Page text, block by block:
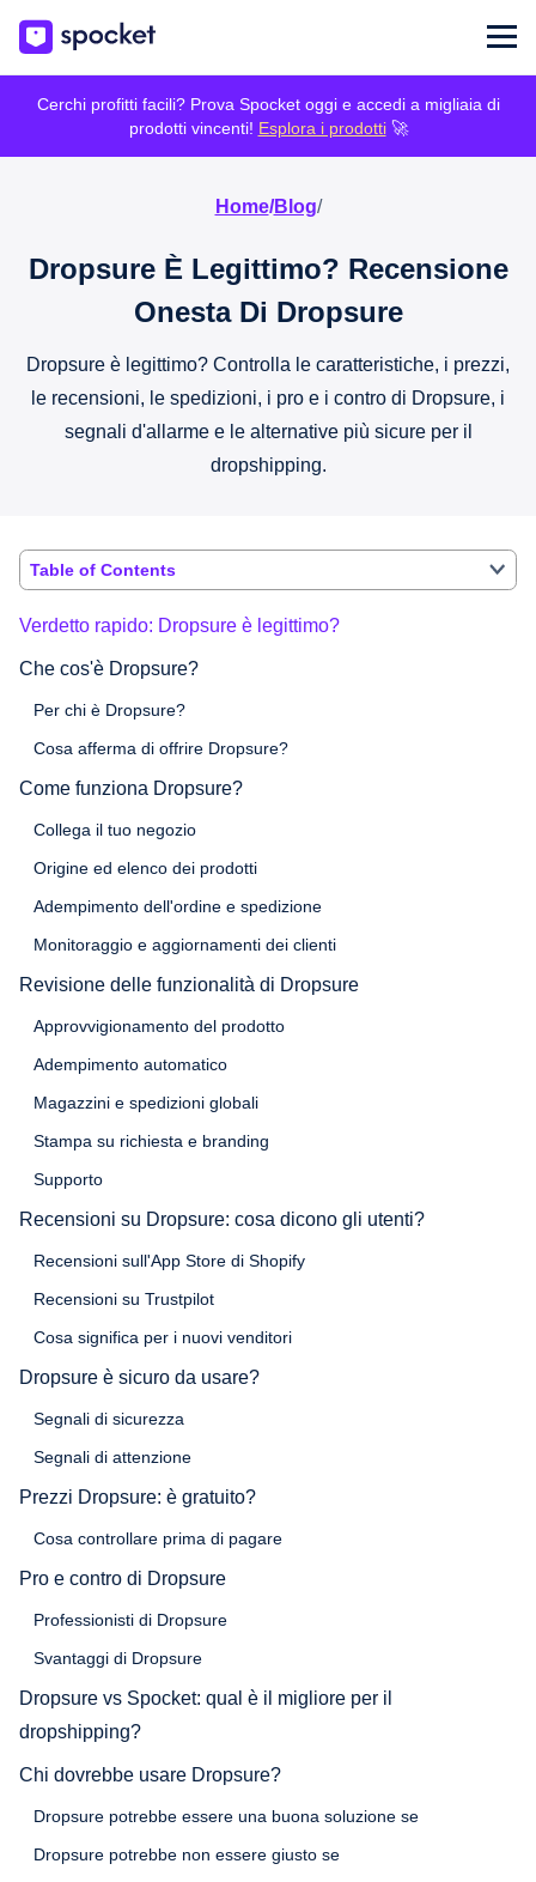
Cerchi profitti facili? Prova Spocket oggi e accedi a migliaia di
prodotti vincenti! Esplora i prodotti🚀
Home/Blog/
Dropsure È Legittimo? Recensione
Onesta Di Dropsure
Dropsure è legittimo? Controlla le caratteristiche, i prezzi,
le recensioni, le spedizioni, i pro e i contro di Dropsure, i
segnali d'allarme e le alternative più sicure per il
dropshipping.
Table of Contents
Verdetto rapido: Dropsure è legittimo?
Che cos'è Dropsure?
Per chi è Dropsure?
Cosa afferma di offrire Dropsure?
Come funziona Dropsure?
Collega il tuo negozio
Origine ed elenco dei prodotti
Adempimento dell'ordine e spedizione
Monitoraggio e aggiornamenti dei clienti
Revisione delle funzionalità di Dropsure
Approvvigionamento del prodotto
Adempimento automatico
Magazzini e spedizioni globali
Stampa su richiesta e branding
Supporto
Recensioni su Dropsure: cosa dicono gli utenti?
Recensioni sull'App Store di Shopify
Recensioni su Trustpilot
Cosa significa per i nuovi venditori
Dropsure è sicuro da usare?
Segnali di sicurezza
Segnali di attenzione
Prezzi Dropsure: è gratuito?
Cosa controllare prima di pagare
Pro e contro di Dropsure
Professionisti di Dropsure
Svantaggi di Dropsure
Dropsure vs Spocket: qual è il migliore per il
dropshipping?
Chi dovrebbe usare Dropsure?
Dropsure potrebbe essere una buona soluzione se
Dropsure potrebbe non essere giusto se